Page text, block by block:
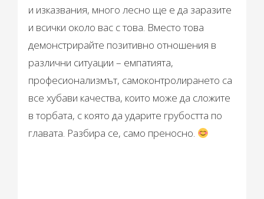
и изказвания, много лесно ще е да заразите
и всички около вас с това. Вместо това
демонстрирайте позитивно отношения в
различни ситуации – емпатията,
професионализмът, самоконтролирането са
все хубави качества, които може да сложите
в торбата, с която да ударите грубостта по
главата. Разбира се, само преносно.